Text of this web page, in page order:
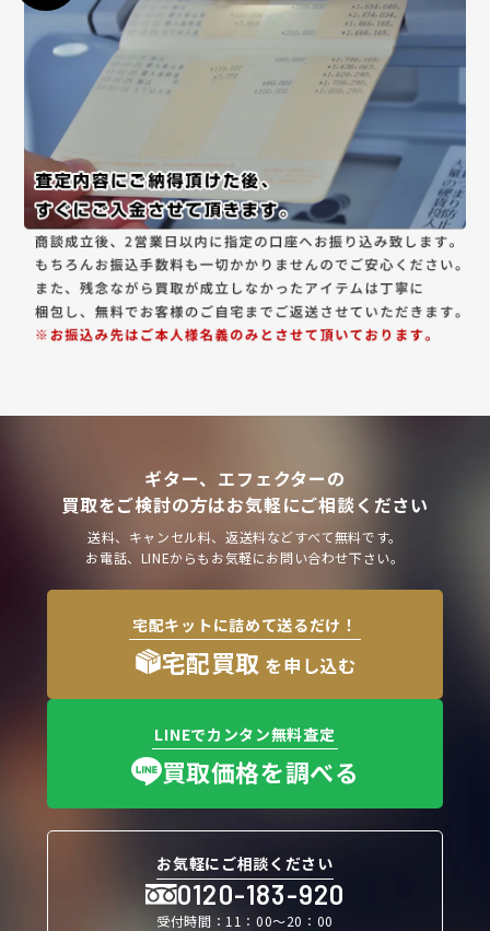
ギター、エフェクターの
買取をご検討の方はお気軽にご相談ください
送料、キャンセル料、返送料などすべて無料です。
お電話、LINEからもお気軽にお問い合わせ下さい。
宅配キットに詰めて送るだけ！
宅配買取 を申し込む
LINEでカンタン無料査定
買取価格を調べる
お気軽にご相談ください
0120-183-920
受付時間：11：00〜20：00